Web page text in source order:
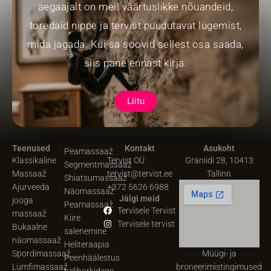
aegaajalt on meil väärtuslikke nõuandeid,
toredaid nippe ja tervist puudutavat lugemist,
mida jagada. Kui sa soovid sellest osa saada,
siis pane ennast kirja.
Liitu
Teenused
Klassikaline
Massaaž
Ajurveeda
jooga
massaaž
Bukaalne
näomassaaž
Spordimassaaž
Lümfimassaaž
Peamassaaž
Segmentmassaaž
Shiatsumassaaž
Näomassaaž
Peamassaaž
Kiire
salenemine
Heliteraapia
Peenhäälestus
Kontakt
Tervist OÜ
tervist@tervist.ee
+372 5626 6988
Jälgi meid
Tervisele Tervist
Tervisele tervist
Asukoht
Graniidi 28, 10413
Tallinn
Müügi- ja
broneerimistingimused